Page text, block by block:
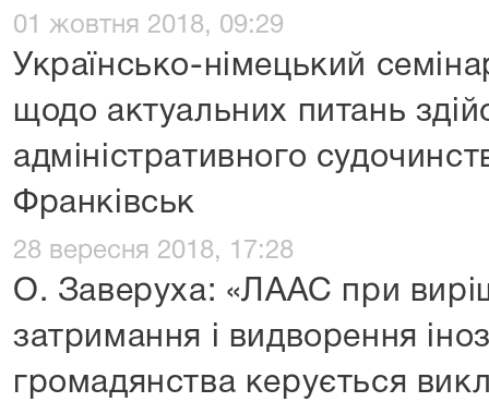
01 жовтня 2018, 09:29
Українсько-німецький
щодо актуальних питань
адміністративного
Франківськ
28 вересня 2018, 17:28
О. Заверуха: «ЛААС при
затримання і видворення
громадянства керується